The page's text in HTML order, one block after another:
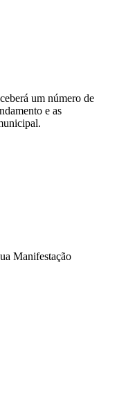
um número de
e as
Manifestação